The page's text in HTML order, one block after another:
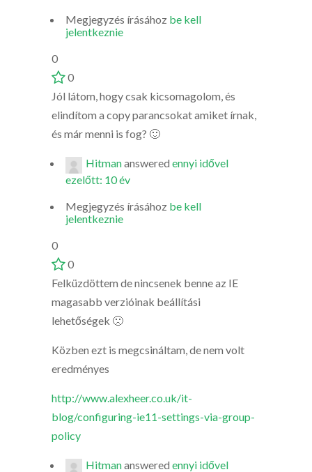
Megjegyzés írásához be kell
jelentkeznie
0
0
Jól látom, hogy csak kicsomagolom, és
elindítom a copy parancsokat amiket írnak,
és már menni is fog? 🙂
Hitmananswered ennyi idővel
ezelőtt: 10 év
Megjegyzés írásához be kell
jelentkeznie
0
0
Felküzdöttem de nincsenek benne az IE
magasabb verzióinak beállítási
lehetőségek 🙁
Közben ezt is megcsináltam, de nem volt
eredményes
http://www.alexheer.co.uk/it-
blog/configuring-ie11-settings-via-group-
policy
Hitmananswered ennyi idővel